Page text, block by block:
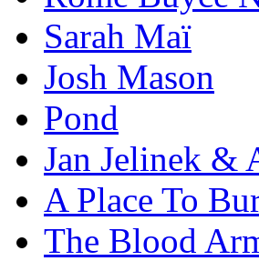
Sarah Maï
Josh Mason
Pond
Jan Jelinek &
A Place To
The Blood